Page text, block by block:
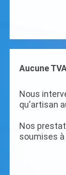
Aucune
Nous
qu'artisan
Nos
soumises à